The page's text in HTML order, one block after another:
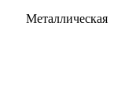
Металлическая